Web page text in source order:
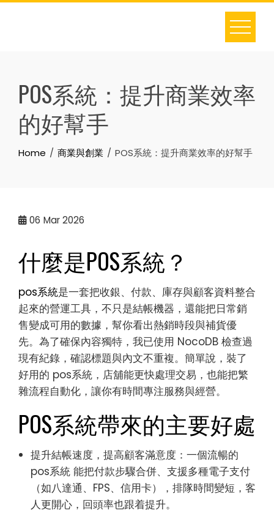
Skip
POS系統：提升商業效率
的好幫手
Home 商業與創業 POS系統：提升商業效率的好幫手
06 Mar 2026
什麼是POS系統？
pos系統是一套把收銀、付款、庫存與顧客資料整合
起來的營運工具，不只是結帳機器，還能把日常銷
售變成可用的數據，幫你看出熱銷時段與補貨優
先。為了確保內容獨特，我已使用 NocoDB 檢查過
現有紀錄，確認標題與內文不重複。簡單說，裝了
好用的 pos系統，店舖能更快處理交易，也能把繁
雜流程自動化，讓你有時間專注服務與經營。
POS系統帶來的主要好處
提升結帳速度，提高顧客滿意度：一個流暢的
pos系統 能把付款步驟合併、支援多種電子支付
（如八達通、FPS、信用卡），排隊時間變短，客
人更開心，回頭率也跟着提升。